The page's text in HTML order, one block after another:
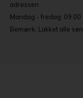
adressen
Mandag - fredag: 09.00
Bemærk: Lukket alle